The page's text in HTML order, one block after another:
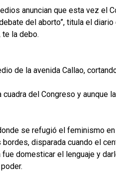
anuncian que esta vez el
del aborto”, titula el
la debo.
de la avenida Callao,
cuadra del Congreso y aunque
se refugió el feminismo
disparada cuando el
fue domesticar el lenguaje y